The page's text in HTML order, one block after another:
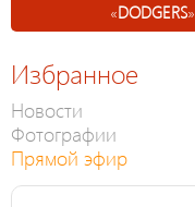
«DODGERS»
Избранное
Новости
Фотографии
Прямой эфир